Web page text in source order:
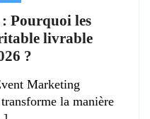
Pourquoi les
livrable
?
Marketing
la manière